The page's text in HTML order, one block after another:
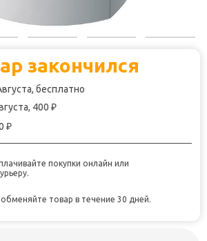
закончился
бесплатно
400 ₽
₽
покупки онлайн или
товар в течение 30 дней.